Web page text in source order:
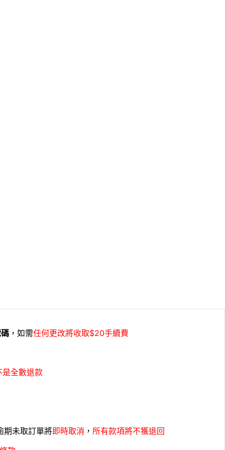
，如需任何更改將收取$20手續費
是全數退款
期未取訂單將即時取消 ， 所有款項將不獲退回